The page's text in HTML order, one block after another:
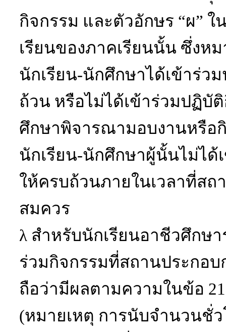
กิจกรรม และตัวอักษร “ผ” ใ
เรียนของภาคเรียนนั้น ซึ่งหม
นักเรียน-นักศึกษาได้เข้าร่ว
ถ้วน หรือไม่ได้เข้าร่วมปฏิบั
ศึกษาพิจารณามอบงานหรือ
นักเรียน-นักศึกษาผู้นั้นไม่ได้
ให้ครบถ้วนภายในเวลาที่ส
สมควร
λ สำหรับนักเรียนอาชีวศึกษ
ร่วมกิจกรรมที่สถานประกอ
ถือว่ามีผลตามความในข้อ
(หมายเหตุ การนับจำนวนชั่ว